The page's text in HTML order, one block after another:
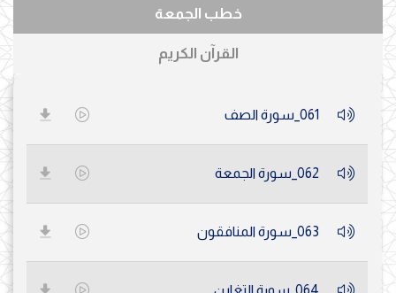
خطب الجمعة
القرآن الكريم
061_سورة الصف
062_سورة الجمعة
063_سورة المنافقون
064_سورة التغابن